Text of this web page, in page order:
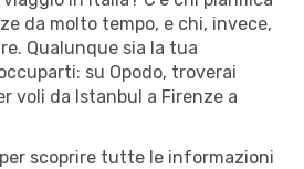
da molto tempo, e chi, invece,
Qualunque sia la tua
su Opodo, troverai
voli da Istanbul a Firenze a
scoprire tutte le informazioni